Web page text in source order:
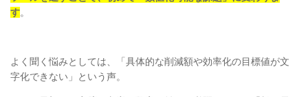
す。
よく聞く悩みとしては、「具体的な削減額や効率化の目標値が文
字化できない」という声。